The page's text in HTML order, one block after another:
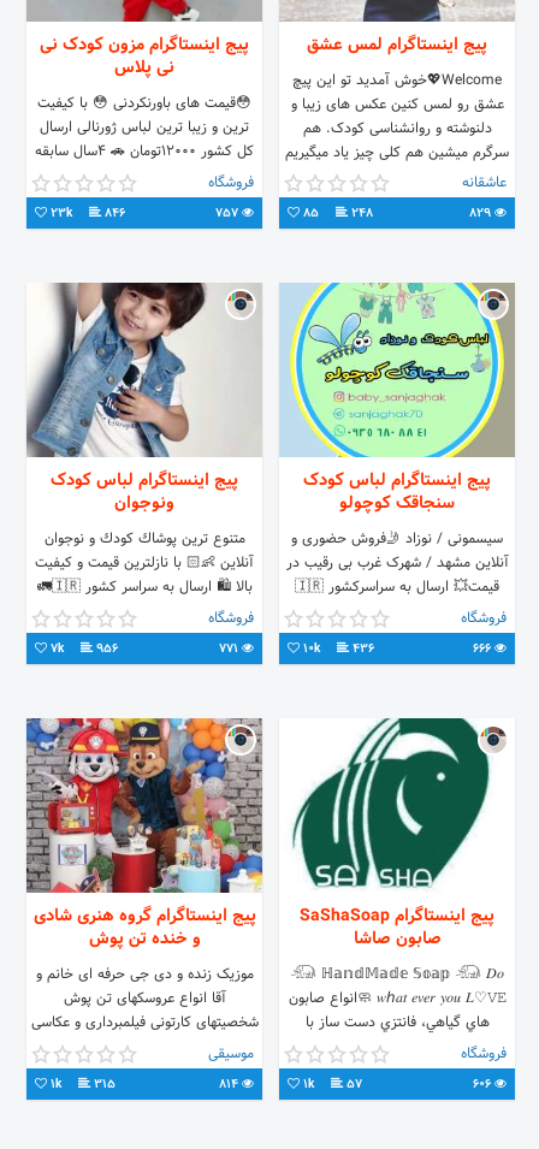
پیج اینستاگرام لمس عشق
Welcome💖خوش آمدید تو این پیچ
عشق رو لمس کنین عکس های زیبا و
دلنوشته و روانشناسی کودک. هم
سرگرم میشین هم کلی چیز یاد میگیریم
عاشقانه
248
85
پیج اینستاگرام مزون کودک نی
نی پلاس
😳قیمت های باورنکردنی 😳 با کیفیت
ترین و زیبا ترین لباس ژورنالی ارسال
کل کشور ۱۲۰۰۰تومان 🚗 4سال سابقه
فروش اینترنتی وحضوری🧿فروشگاه
846
23k
پیج اینستاگرام لباس کودک
سنجاقک کوچولو
سیسمونی / نوزاد 🤳فروش حضوری و
آنلاین مشهد / شهرک غرب بی رقیب در
قیمت💥 ارسال به سراسرکشور 🇮🇷
ارسال سراسر مشهد رایگان 0513 623
30 20 👇سفارشتو ثبت کن👇
فروشگاه
436
10k
پیج اینستاگرام لباس کودک
ونوجوان
متنوع ترين پوشاك كودك و نوجوان
آنلاین 👶🏻 با نازلترين قيمت و كيفيت
بالا 🛍 ارسال به سراسر كشور 🇮🇷🚛
❌فروش فقط به صورت انلاين❌
09333911418شماره واتس اپ
فروشگاه
956
7k
پیج اینستاگرام SaShaSoap
صابون صاشا
𓃰 ℍ𝕒𝕟𝕕𝕄𝕒𝕕𝕖 𝕊𝕠𝕒𝕡 𓃰 𝐷𝑜
𝑤ℎ𝑎𝑡 𝑒𝑣𝑒𝑟 𝑦𝑜𝑢 𝐿♡︎𝚅𝙴 🧼انواع صابون
هاي گياهي، فانتزي دست ساز با
فرمولاسيون نوين🧼 فروش آنلاين🟢
سفارش از طريق دايركت📲 📞0923
293 7306
فروشگاه
57
1k
پیج اینستاگرام گروه هنری شادی
و خنده تن پوش
موزیک زنده و دی جی حرفه ای خانم و
آقا انواع عروسکهای تن پوش
شخصیتهای کارتونی فیلمبرداری و عکاسی
حرفه ای گریم کودک بادکنک و تم آرایی
۰۹۱۹۲۹۸۹۶۳۴
موسیقی
315
1k